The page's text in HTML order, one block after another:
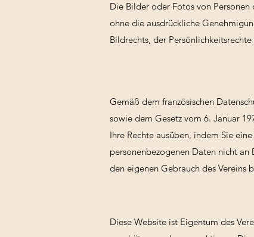
Die Bilder oder Fotos von
ohne die ausdrückliche
Bildrechts, der
Gemäß dem französischen
sowie dem Gesetz vom 6. Januar
Ihre Rechte ausüben, indem Sie
personenbezogenen Daten nicht
den eigenen Gebrauch des Vereins
Diese Website ist Eigentum des